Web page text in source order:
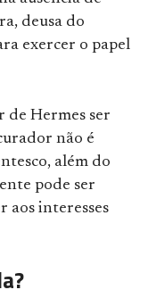
deusa do
exercer o papel
de Hermes ser
não é
além do
pode ser
aos interesses